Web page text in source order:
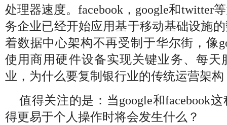
处理器速度。facebook，google和twitter
务企业已经开始应用基于移动基础设施
着数据中心架构不再受制于华尔街，像
使用商用硬件设备实现关键业务、每天
业，为什么要复制银行业的传统运营架构
值得关注的是：当google和facebook
得更易于个人操作时将会发生什么？